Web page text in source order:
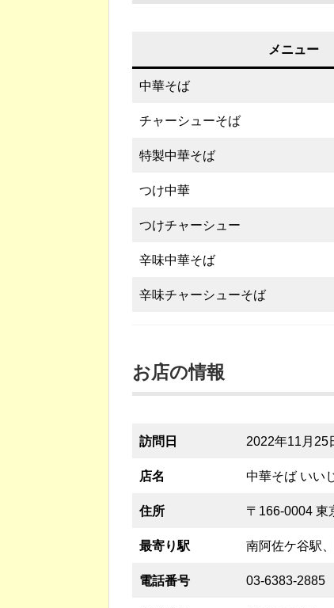
メニュー
中華そば
チャーシューそば
特製中華そば
つけ中華
つけチャーシュー
辛味中華そば
辛味チャーシューそば
お店の情報
訪問日 2022年11月25
店名 中華そば いい
住所 〒166-0004 東
最寄り駅 南阿佐ケ谷駅
電話番号 03-6383-2885